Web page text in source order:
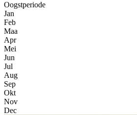
Oogstperiode
Jan
Feb
Maa
Apr
Mei
Jun
Jul
Aug
Sep
Okt
Nov
Dec